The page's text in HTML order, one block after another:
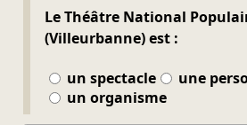
Le Théâtre National
(Villeurbanne) est :
un spectacle
une
un organisme